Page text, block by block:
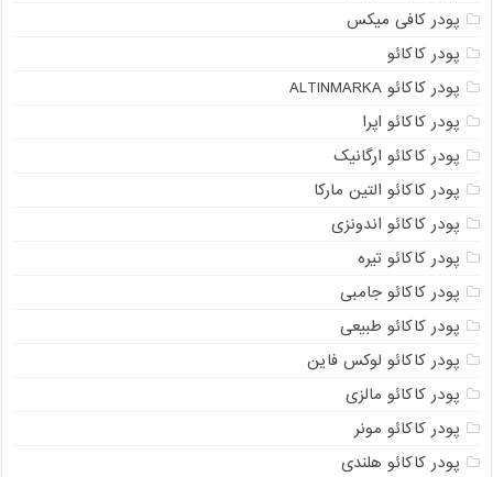
پودر کافی میکس
پودر کاکائو
پودر کاکائو ALTINMARKA
پودر کاکائو اپرا
پودر کاکائو ارگانیک
پودر کاکائو التین مارکا
پودر کاکائو اندونزی
پودر کاکائو تیره
پودر کاکائو جامبی
پودر کاکائو طبیعی
پودر کاکائو لوکس فاین
پودر کاکائو مالزی
پودر کاکائو مونر
پودر کاکائو هلندی